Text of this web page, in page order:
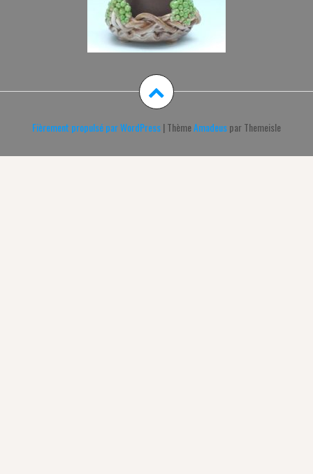
Fièrement propulsé par WordPress|ThèmeAmadeuspar Themeisle